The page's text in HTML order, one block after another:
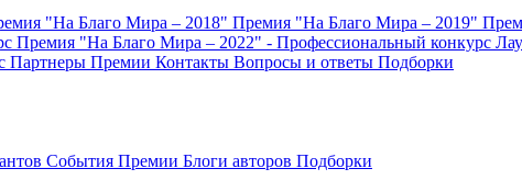
"На Благо Мира – 2018" Премия "На Благо Мира – 2019"
Премия "На Благо Мира – 2022" - Профессиональный конкурс
Партнеры Премии Контакты Вопросы и ответы Подборки
События Премии Блоги авторов Подборки